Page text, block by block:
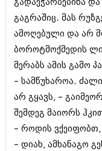
გადაეჭარბებინა
გაგრაშიც. მას
ამოღებული და არ
ბოროტმოქმედის
მერაბს ამის გამო
– სამწუხაროა.
არ გყავს, –
შემდეგ მაიორს
– როდის
– დიახ, ამხანაგო